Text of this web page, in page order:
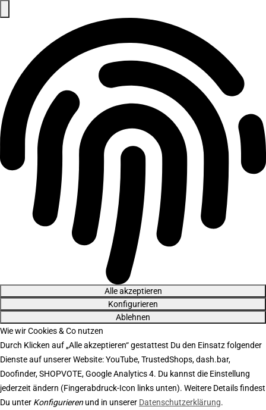
Alle akzeptieren
Konfigurieren
Ablehnen
Wie wir Cookies & Co nutzen
Durch Klicken auf „Alle akzeptieren“ gestattest Du den Einsatz folgender
Dienste auf unserer Website: YouTube, TrustedShops, dash.bar,
Doofinder, SHOPVOTE, Google Analytics 4. Du kannst die Einstellung
jederzeit ändern (Fingerabdruck-Icon links unten). Weitere Details findest
Du unter Konfigurieren und in unserer Datenschutzerklärung.